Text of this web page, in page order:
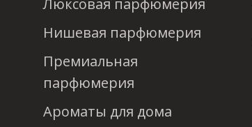
Люксовая парфюмерия
Нишевая парфюмерия
Премиальная
парфюмерия
Ароматы для дома